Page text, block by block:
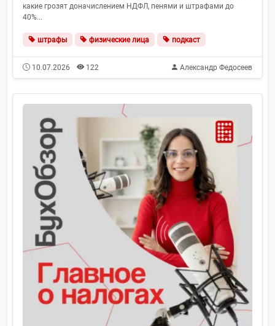
какие грозят доначислением НДФЛ, пенями и штрафами до
40%...
штрафы физические лица подкаст
10.07.2026 122 Александр Федосеев